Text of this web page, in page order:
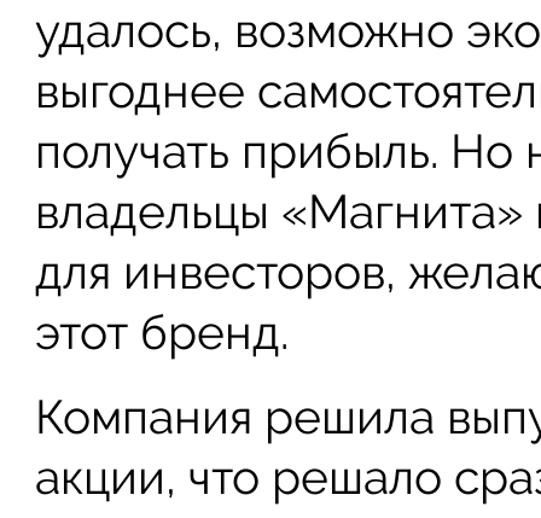
удалось, возможно
выгоднее
получать прибыль. Но
владельцы
для инвесторов,
этот бренд.
Компания решила
акции, что решало